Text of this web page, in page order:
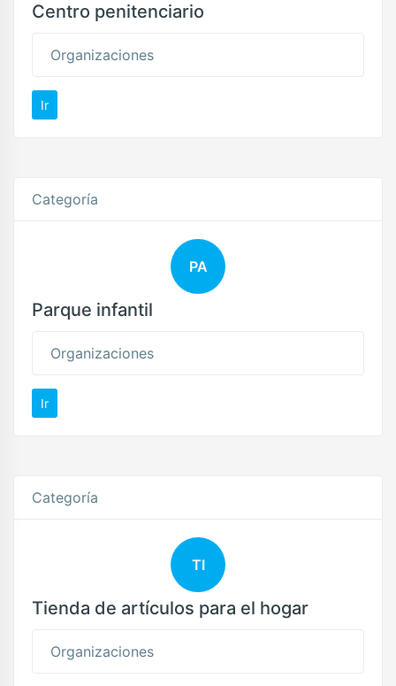
Centro penitenciario
Organizaciones
Ir
Categoría
PA
Parque infantil
Organizaciones
Ir
Categoría
TI
Tienda de artículos para el hogar
Organizaciones